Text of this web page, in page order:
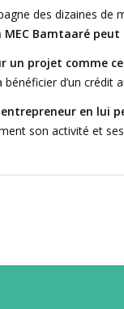
des dizaines
MEC Bamtaaré peut
un projet comme
d’un crédit
en lui
son activité et